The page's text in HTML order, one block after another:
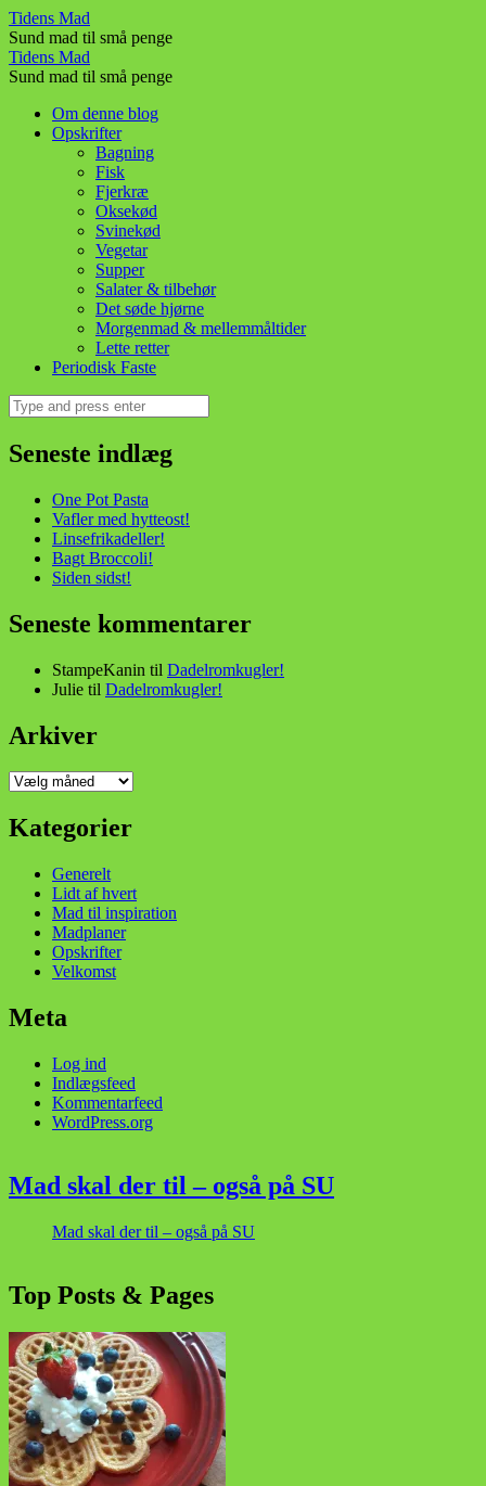
One
Pot
Pasta
Tidens
Tidens Mad
Sund mad til små penge
One
Pot
Pasta
Tidens
Tidens Mad
Sund mad til små penge
Skip
Om denne blog
Opskrifter
Bagning
Fisk
Fjerkræ
Oksekød
Svinekød
Vegetar
Supper
Salater & tilbehør
Det søde hjørne
Morgenmad & mellemmåltider
Lette retter
Periodisk Faste
Search
Seneste indlæg
One Pot Pasta
Vafler med hytteost!
Linsefrikadeller!
Bagt Broccoli!
Siden sidst!
Seneste kommentarer
StampeKanin til Dadelromkugler!
Julie til Dadelromkugler!
Arkiver
Arkiver
Kategorier
Generelt
Lidt af hvert
Mad til inspiration
Madplaner
Opskrifter
Velkomst
Meta
Log ind
Indlægsfeed
Kommentarfeed
WordPress.org
Mad skal der til – også på SU
Mad skal der til – også på SU
Top Posts & Pages